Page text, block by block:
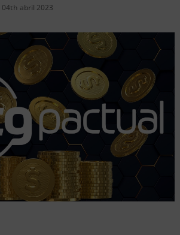
04th abril 2023